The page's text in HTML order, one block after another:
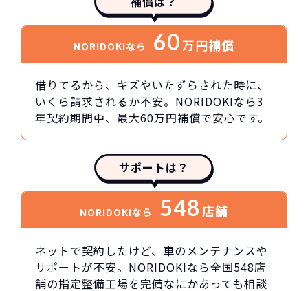
NORIDOKIなら 60万円補償
借りてるから、キズやいたずらされた時に、
いくら請求されるか不安。NORIDOKIなら3
年契約期間中、最大60万円補償で安心です。
サポートは？
NORIDOKIなら 548 店舗
ネットで契約したけど、車のメンテナンスや
サポートが不安。NORIDOKIなら全国548店
舗の指定整備工場を完備なにかあっても相談